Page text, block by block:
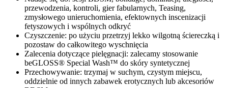
przewodzenia, kontroli, gier fabularnych, Teasing,
zmysłowego unieruchomienia, efektownych inscenizacji
fetyszowych i wspólnych odkryć
Czyszczenie: po użyciu przetrzyj lekko wilgotną ściereczką i
pozostaw do całkowitego wyschnięcia
Zalecenia dotyczące pielęgnacji: zalecamy stosowanie
beGLOSS® Special Wash™ do skóry syntetycznej
Przechowywanie: trzymaj w suchym, czystym miejscu,
oddzielnie od innych zabawek erotycznych lub akcesoriów